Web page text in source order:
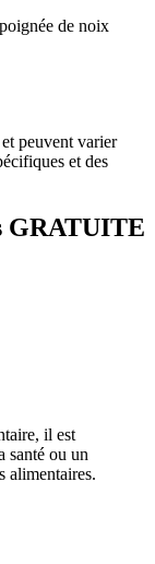
de noix
peuvent varier
et des
GRATUITE
il est
santé ou un
alimentaires.